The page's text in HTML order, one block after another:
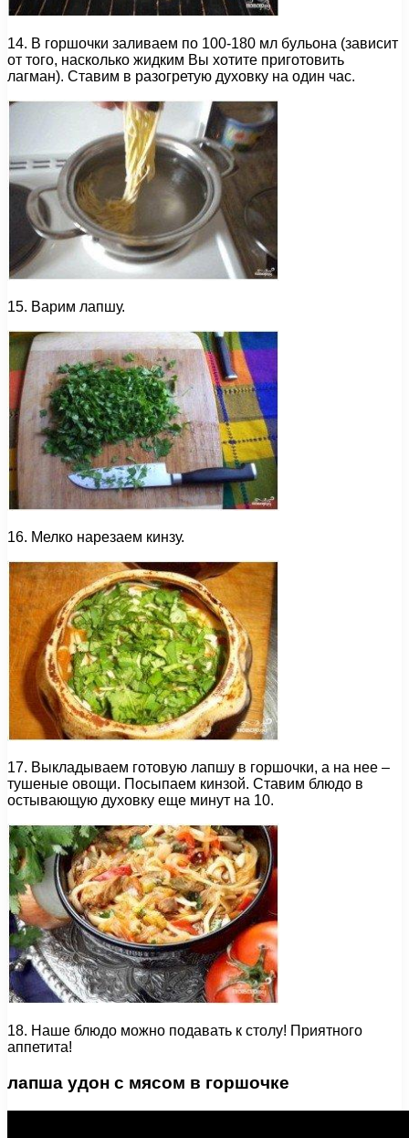
14. В горшочки заливаем по 100-180 мл бульона (зависит
от того, насколько жидким Вы хотите приготовить
лагман). Ставим в разогретую духовку на один час.
15. Варим лапшу.
16. Мелко нарезаем кинзу.
17. Выкладываем готовую лапшу в горшочки, а на нее –
тушеные овощи. Посыпаем кинзой. Ставим блюдо в
остывающую духовку еще минут на 10.
18. Наше блюдо можно подавать к столу! Приятного
аппетита!
лапша удон с мясом в горшочке